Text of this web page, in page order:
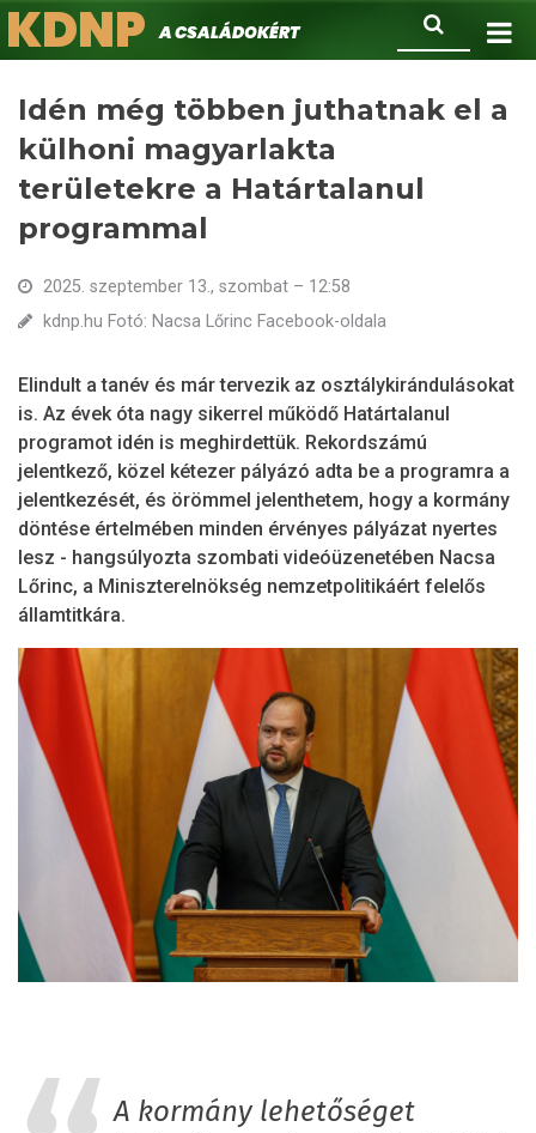
Ugrás
a
Keresés
KDNPA családokért.
Idén még többen juthatnak el a
külhoni magyarlakta
területekre a Határtalanul
programmal
2025. szeptember 13., szombat – 12:58
kdnp.hu Fotó: Nacsa Lőrinc Facebook-oldala
Elindult a tanév és már tervezik az osztálykirándulásokat
is. Az évek óta nagy sikerrel működő Határtalanul
programot idén is meghirdettük. Rekordszámú
jelentkező, közel kétezer pályázó adta be a programra a
jelentkezését, és örömmel jelenthetem, hogy a kormány
döntése értelmében minden érvényes pályázat nyertes
lesz - hangsúlyozta szombati videóüzenetében Nacsa
Lőrinc, a Miniszterelnökség nemzetpolitikáért felelős
államtitkára.
A kormány lehetőséget